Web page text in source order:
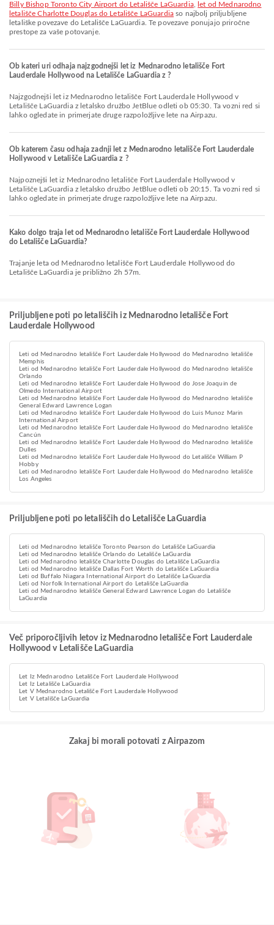
Billy Bishop Toronto City Airport do Letališče LaGuardia,
let od Mednarodno
letališče Charlotte Douglas do Letališče LaGuardia so najbolj priljubljene
letališke povezave do Letališče LaGuardia. Te povezave ponujajo priročne
prestope za vaše potovanje.
Ob kateri uri odhaja najzgodnejši let iz Mednarodno letališče Fort
Lauderdale Hollywood na Letališče LaGuardia z ?
Najzgodnejši let iz Mednarodno letališče Fort Lauderdale Hollywood v
Letališče LaGuardia z letalsko družbo JetBlue odleti ob 05:30. Ta vozni red si
lahko ogledate in primerjate druge razpoložljive lete na Airpazu.
Ob katerem času odhaja zadnji let z Mednarodno letališče Fort Lauderdale
Hollywood v Letališče LaGuardia z ?
Najpoznejši let iz Mednarodno letališče Fort Lauderdale Hollywood v
Letališče LaGuardia z letalsko družbo JetBlue odleti ob 20:15. Ta vozni red si
lahko ogledate in primerjate druge razpoložljive lete na Airpazu.
Kako dolgo traja let od Mednarodno letališče Fort Lauderdale Hollywood
do Letališče LaGuardia?
Trajanje leta od Mednarodno letališče Fort Lauderdale Hollywood do
Letališče LaGuardia je približno 2h 57m.
Priljubljene poti po letališčih iz Mednarodno letališče Fort
Lauderdale Hollywood
Leti od Mednarodno letališče Fort Lauderdale Hollywood do Mednarodno letališče
Memphis
Leti od Mednarodno letališče Fort Lauderdale Hollywood do Mednarodno letališče
Orlando
Leti od Mednarodno letališče Fort Lauderdale Hollywood do Jose Joaquin de
Olmedo International Airport
Leti od Mednarodno letališče Fort Lauderdale Hollywood do Mednarodno letališče
General Edward Lawrence Logan
Leti od Mednarodno letališče Fort Lauderdale Hollywood do Luis Munoz Marin
International Airport
Leti od Mednarodno letališče Fort Lauderdale Hollywood do Mednarodno letališče
Cancún
Leti od Mednarodno letališče Fort Lauderdale Hollywood do Mednarodno letališče
Dulles
Leti od Mednarodno letališče Fort Lauderdale Hollywood do Letališče William P
Hobby
Leti od Mednarodno letališče Fort Lauderdale Hollywood do Mednarodno letališče
Los Angeles
Priljubljene poti po letališčih do Letališče LaGuardia
Leti od Mednarodno letališče Toronto Pearson do Letališče LaGuardia
Leti od Mednarodno letališče Orlando do Letališče LaGuardia
Leti od Mednarodno letališče Charlotte Douglas do Letališče LaGuardia
Leti od Mednarodno letališče Dallas Fort Worth do Letališče LaGuardia
Leti od Buffalo Niagara International Airport do Letališče LaGuardia
Leti od Norfolk International Airport do Letališče LaGuardia
Leti od Mednarodno letališče General Edward Lawrence Logan do Letališče
LaGuardia
Več priporočljivih letov iz Mednarodno letališče Fort Lauderdale
Hollywood v Letališče LaGuardia
Let Iz Mednarodno Letališče Fort Lauderdale Hollywood
Let Iz Letališče LaGuardia
Let V Mednarodno Letališče Fort Lauderdale Hollywood
Let V Letališče LaGuardia
Zakaj bi morali potovati z Airpazom